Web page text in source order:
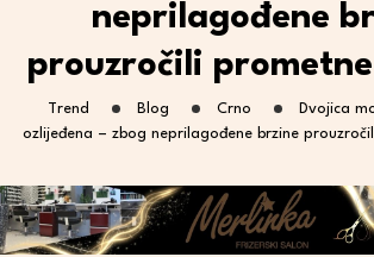
neprilagođene
prouzročili prometne
Trend Blog Crno
Dvojica
ozlijeđena – zbog neprilagođene brzine